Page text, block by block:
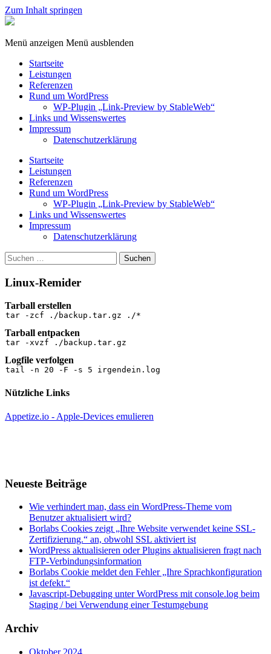
Zum Inhalt springen
StableWeb
CMS-
Menü anzeigen Menü ausblenden
Startseite
Leistungen
Referenzen
Rund um WordPress
WP-Plugin „Link-Preview by StableWeb“
Links und Wissenswertes
Impressum
Datenschutzerklärung
Startseite
Leistungen
Referenzen
Rund um WordPress
WP-Plugin „Link-Preview by StableWeb“
Links und Wissenswertes
Impressum
Datenschutzerklärung
Suchen
nach:
Linux-Remider
Tarball erstellen
tar -zcf ./backup.tar.gz ./*
Tarball entpacken
tar -xvzf ./backup.tar.gz
Logfile verfolgen
tail -n 20 -F -s 5 irgendein.log
Nützliche Links
Appetize.io - Apple-Devices emulieren
Neueste Beiträge
Wie verhindert man, dass ein WordPress-Theme vom
Benutzer aktualisiert wird?
Borlabs Cookies zeigt „Ihre Website verwendet keine SSL-
Zertifizierung.“ an, obwohl SSL aktiviert ist
WordPress aktualisieren oder Plugins aktualisieren fragt nach
FTP-Verbindungsinformation
Borlabs Cookie meldet den Fehler „Ihre Sprachkonfiguration
ist defekt.“
Javascript-Debugging unter WordPress mit console.log beim
Staging / bei Verwendung einer Testumgebung
Archiv
Oktober 2024